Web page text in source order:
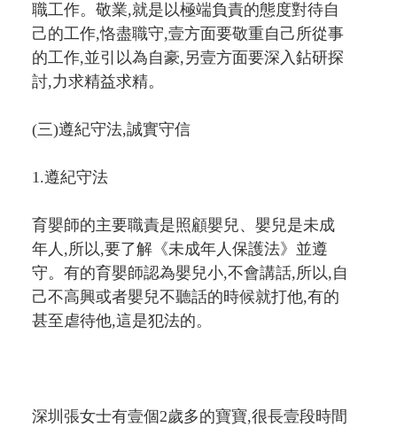
職工作。敬業,就是以極端負責的態度對待自
己的工作,恪盡職守,壹方面要敬重自己所從事
的工作,並引以為自豪,另壹方面要深入鉆研探
討,力求精益求精。
(三)遵紀守法,誠實守信
1.遵紀守法
育嬰師的主要職責是照顧嬰兒、嬰兒是未成
年人,所以,要了解《未成年人保護法》並遵
守。有的育嬰師認為嬰兒小,不會講話,所以,自
己不高興或者嬰兒不聽話的時候就打他,有的
甚至虐待他,這是犯法的。
深圳張女士有壹個2歲多的寶寶,很長壹段時間